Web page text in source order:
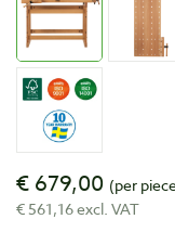
€ 679,00 (per
€ 561,16 excl. VAT